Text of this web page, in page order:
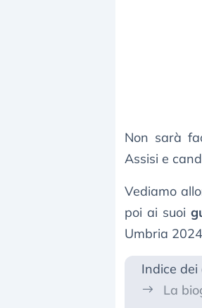
Non sarà
Assisi e
Vediamo
poi ai suoi
Umbria
Indice
La